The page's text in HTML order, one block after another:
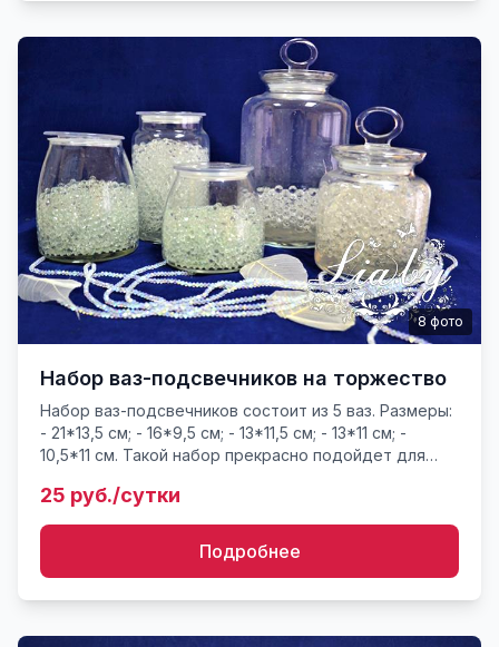
8 фото
Набор ваз-подсвечников на торжество
Hабор ваз-подсвечников состоит из 5 ваз. Размеры:
- 21*13,5 см; - 16*9,5 см; - 13*11,5 см; - 13*11 см; -
10,5*11 см. Такой набор прекрасно подойдет для
подсвеч...
25 руб./сутки
Подробнее